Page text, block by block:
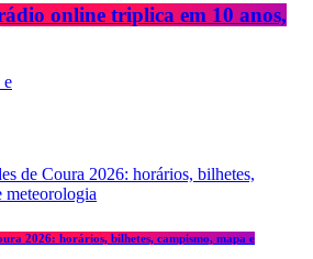
online triplica em 10 anos,
2026: horários, bilhetes, campismo, mapa e